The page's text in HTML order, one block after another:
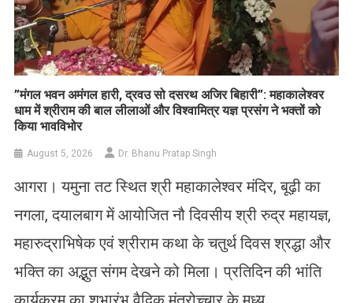
​”मंगल भवन अमंगल हारी, द्रवउ सो दसरथ अजिर बिहारी”: महाकालेश्वर
धाम में श्रीराम की बाल लीलाओं और विश्वामित्र यज्ञ प्रसंग ने भक्तों को
किया भावविभोर
August 5, 2026 Dr. Bhanu Pratap Singh
आगरा। यमुना तट स्थित श्री महाकालेश्वर मंदिर, बूढ़ी का
नगला, दयालबाग में आयोजित नौ दिवसीय श्री रुद्र महायज्ञ,
महारुद्राभिषेक एवं श्रीराम कथा के चतुर्थ दिवस श्रद्धा और
भक्ति का अद्भुत संगम देखने को मिला। प्रतिदिन की भांति